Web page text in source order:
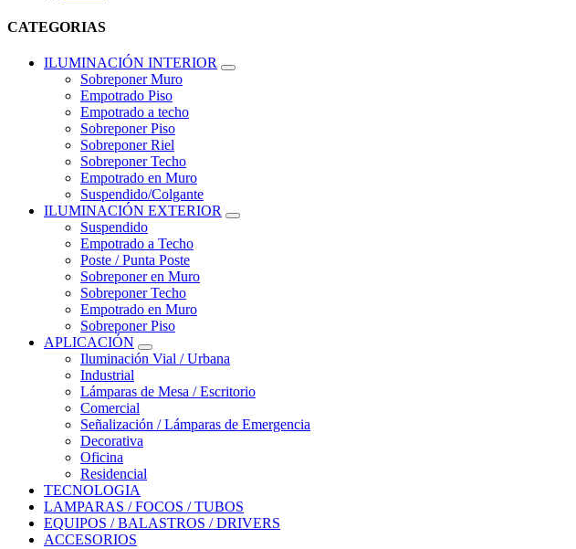
CATEGORIAS
ILUMINACIÓN INTERIOR
Sobreponer Muro
Empotrado Piso
Empotrado a techo
Sobreponer Piso
Sobreponer Riel
Sobreponer Techo
Empotrado en Muro
Suspendido/Colgante
ILUMINACIÓN EXTERIOR
Suspendido
Empotrado a Techo
Poste / Punta Poste
Sobreponer en Muro
Sobreponer Techo
Empotrado en Muro
Sobreponer Piso
APLICACIÓN
Iluminación Vial / Urbana
Industrial
Lámparas de Mesa / Escritorio
Comercial
Señalización / Lámparas de Emergencia
Decorativa
Oficina
Residencial
TECNOLOGIA
LAMPARAS / FOCOS / TUBOS
EQUIPOS / BALASTROS / DRIVERS
ACCESORIOS